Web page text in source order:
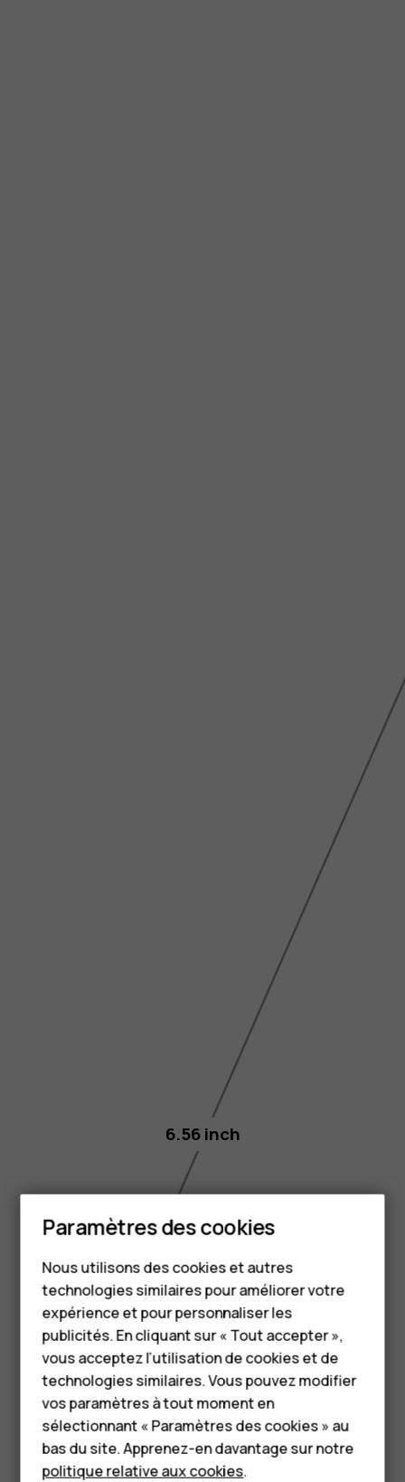
Smartphones
Téléphones classiques
Accessoires
HMD Terra M
Pour les entreprises
Tablettes
Boutique
6.56 inch
Paramètres des cookies
Nous utilisons des cookies et autres
technologies similaires pour améliorer votre
expérience et pour personnaliser les
publicités. En cliquant sur « Tout accepter »,
vous acceptez l’utilisation de cookies et de
technologies similaires. Vous pouvez modifier
vos paramètres à tout moment en
sélectionnant « Paramètres des cookies » au
bas du site. Apprenez-en davantage sur notre
politique relative aux cookies.